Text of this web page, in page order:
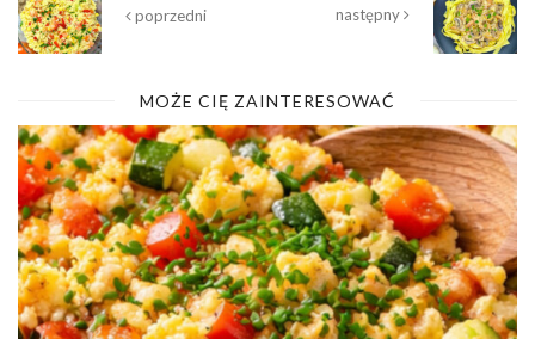
poprzedni następny
MOŻE CIĘ ZAINTERESOWAĆ